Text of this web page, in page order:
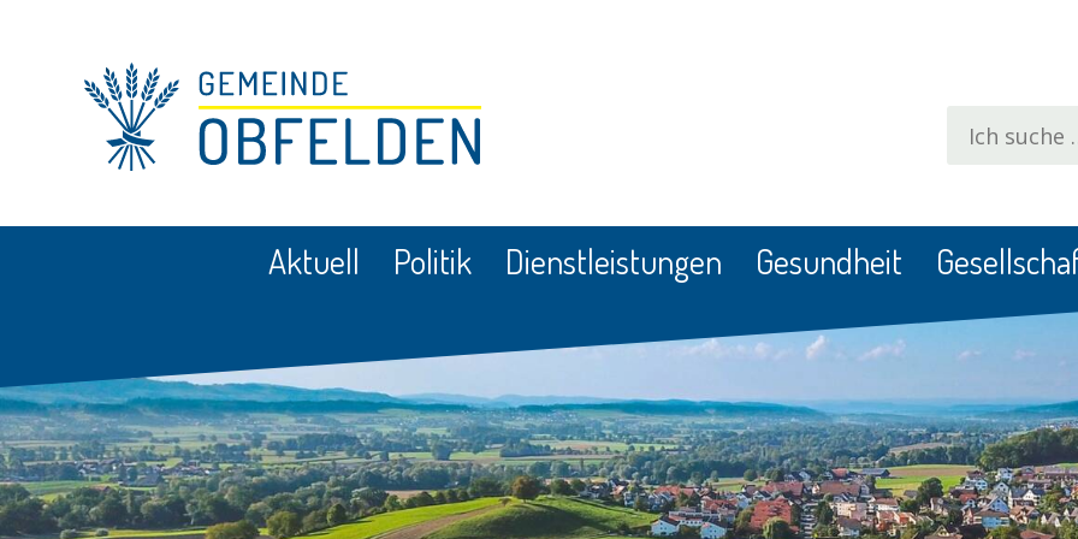
Suchbegriff
HauptnavigationAktuell Politik Dienstleistungen Gesundheit